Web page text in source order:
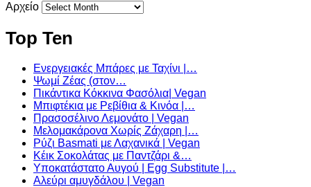
Αρχείο
Top Ten
Ενεργειακές Μπάρες με Ταχίνι |…
Ψωμί Ζέας (στον…
Πικάντικα Κόκκινα Φασόλια| Vegan
Μπιφτέκια με Ρεβίθια & Κινόα |…
Πρασοσέλινο Λεμονάτο | Vegan
Μελομακάρονα Χωρίς Ζάχαρη |…
Ρύζι Basmati με Λαχανικά | Vegan
Κέικ Σοκολάτας με Παντζάρι &…
Υποκατάστατο Αυγού | Egg Substitute |…
Αλεύρι αμυγδάλου | Vegan